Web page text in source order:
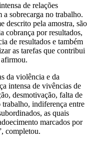
de relações
sobrecarga no trabalho.
descrito pela amostra, são
cobrança por resultados,
de resultados e também
as tarefas que contribui
da violência e da
intensa de vivências de
desmotivação, falta de
trabalho, indiferença entre
as quais
marcados por
completou.